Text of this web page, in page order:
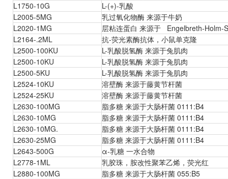
L1750-10G
L-(+)-乳酸
L2005-5MG
乳过氧化物酶 来源于牛奶
L2020-1MG
层粘连蛋白 来源于 Engelbreth-Holm-
L2164-.2ML
抗-荧光素酶抗体，小鼠单克隆
L2500-100KU
L-乳酸脱氢酶 来源于兔肌肉
L2500-10KU
L-乳酸脱氢酶 来源于兔肌肉
L2500-5KU
L-乳酸脱氢酶 来源于兔肌肉
L2524-10KU
溶壁酶 来源于藤黄节杆菌
L2524-25KU
溶壁酶 来源于藤黄节杆菌
L2630-100MG
脂多糖 来源于大肠杆菌 0111:B4
L2630-10MG
脂多糖 来源于大肠杆菌 0111:B4
L2630-10MG.
脂多糖 来源于大肠杆菌 0111:B4
L2630-25MG
脂多糖 来源于大肠杆菌 0111:B4
L2643-500G
α-乳糖 一水合物
L2778-1ML
乳胶珠，胺改性聚苯乙烯，荧光红
L2880-100MG
脂多糖 来源于大肠杆菌 055:B5